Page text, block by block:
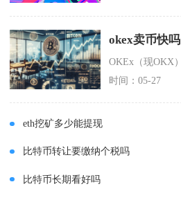
okex卖币快吗
时间：05-27
eth挖矿多少能提现
比特币转让要缴纳个税吗
比特币长期看好吗